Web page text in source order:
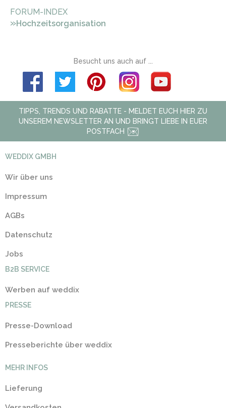
FORUM-INDEX
»Hochzeitsorganisation
Besucht uns auch auf ...
TIPPS, TRENDS UND RABATTE - MELDET EUCH HIER ZU
UNSEREM NEWSLETTER AN UND BRINGT LIEBE IN EUER
POSTFACH
WEDDIX GMBH
Wir über uns
Impressum
AGBs
Datenschutz
Jobs
B2B SERVICE
Werben auf weddix
PRESSE
Presse-Download
Presseberichte über weddix
MEHR INFOS
Lieferung